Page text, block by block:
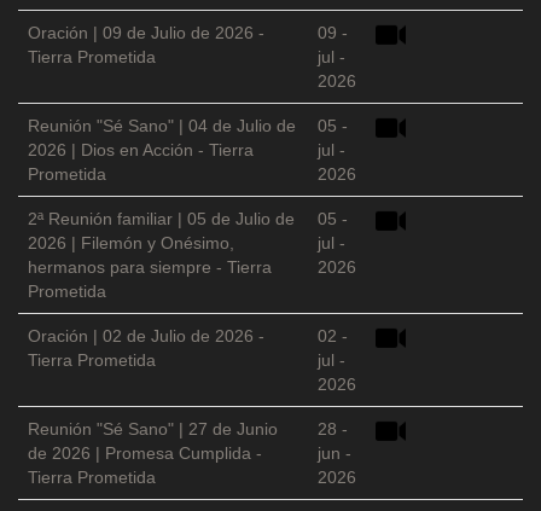
Oración | 09 de Julio de 2026 -
Tierra Prometida
09 -
jul -
2026
Reunión "Sé Sano" | 04 de Julio de
2026 | Dios en Acción - Tierra
Prometida
05 -
jul -
2026
2ª Reunión familiar | 05 de Julio de
2026 | Filemón y Onésimo,
hermanos para siempre - Tierra
Prometida
05 -
jul -
2026
Oración | 02 de Julio de 2026 -
Tierra Prometida
02 -
jul -
2026
Reunión "Sé Sano" | 27 de Junio
de 2026 | Promesa Cumplida -
Tierra Prometida
28 -
jun -
2026